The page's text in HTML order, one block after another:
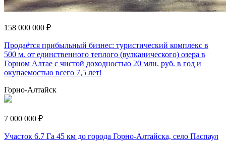
158 000 000 ₽
Продаётся прибыльный бизнес: туристический комплекс в
500 м. от единственного теплого (вулканического) озера в
Горном Алтае с чистой доходностью 20 млн. руб. в год и
окупаемостью всего 7,5 лет!
Горно-Алтайск
7 000 000 ₽
Участок 6.7 Га 45 км до города Горно-Алтайска, село Паспаул